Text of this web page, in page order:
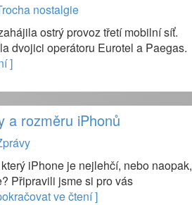
nostalgie
ostrý provoz třetí mobilní síť.
dvojici operátoru Eurotel a Paegas.
]
a rozměru iPhonů
iPhone je nejlehčí, nebo naopak,
Připravili jsme si pro vás
ve čtení ]